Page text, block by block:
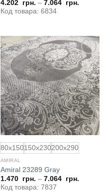
4.202 грн. – 7.064 грн.
Код товара: 6834
Добавить
в
избранное
80x150150x230200x290
AMIRAL
Amiral 23289 Gray
1.470 грн. – 7.064 грн.
Код товара: 7837